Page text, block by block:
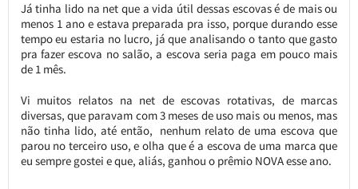
Já tinha lido na net que a vida útil dessas escovas é de mais ou
menos 1 ano e estava preparada pra isso, porque durando esse
tempo eu estaria no lucro, já que analisando o tanto que gasto
pra fazer escova no salão, a escova seria paga em pouco mais
de 1 mês.
Vi muitos relatos na net de escovas rotativas, de marcas
diversas, que paravam com 3 meses de uso mais ou menos, mas
não tinha lido, até então, nenhum relato de uma escova que
parou no terceiro uso, e olha que é a escova de uma marca que
eu sempre gostei e que, aliás, ganhou o prêmio NOVA esse ano.